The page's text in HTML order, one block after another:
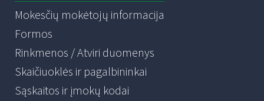
Mokesčių mokėtojų informacija
Formos
Rinkmenos / Atviri duomenys
Skaičiuoklės ir pagalbininkai
Sąskaitos ir įmokų kodai